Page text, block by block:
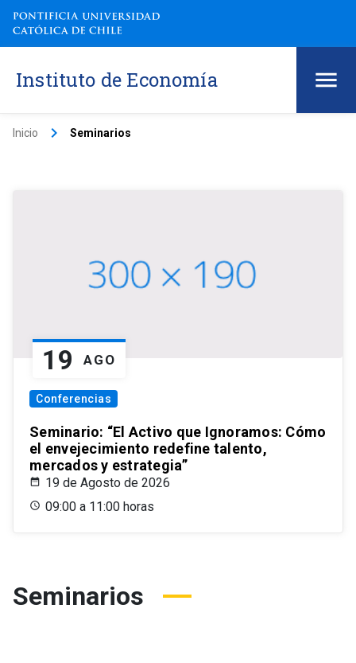
Instituto de Economía
Inicio keyboard_arrow_right Seminarios
19 AGO
Conferencias
Seminario: “El Activo que Ignoramos: Cómo
el envejecimiento redefine talento,
mercados y estrategia”
19 de Agosto de 2026
09:00 a 11:00 horas
Seminarios